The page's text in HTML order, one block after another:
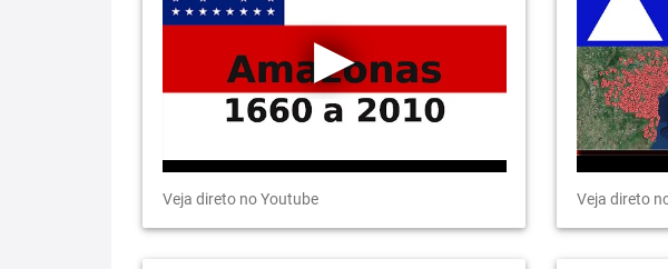
Veja direto no Youtube Veja direto